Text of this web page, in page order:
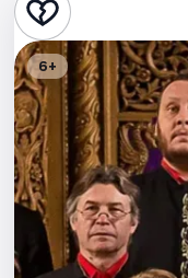
Стендап
Выставки
Квесты
Экскурсии
Спорт
6+